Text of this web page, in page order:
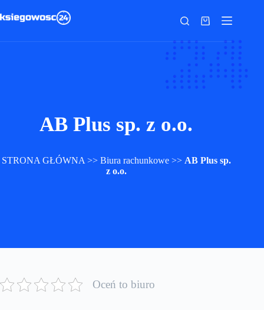
do
Koszyk
AB Plus sp. z o.o.
STRONA GŁÓWNA >> Biura rachunkowe>> AB Plus sp.
z o.o.
Oceń to biuro